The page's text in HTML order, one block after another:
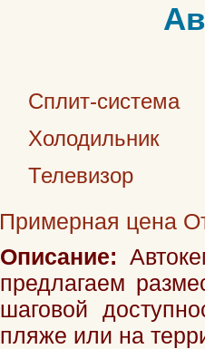
Сплит-система
Холодильник
Телевизор
Примерная цена
Описание:
предлагаем
шаговой
пляже или на